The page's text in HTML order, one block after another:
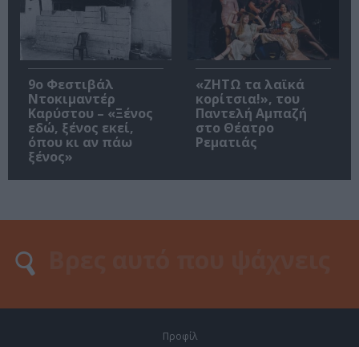
9ο Φεστιβάλ
Ντοκιμαντέρ
Καρύστου – «Ξένος
εδώ, ξένος εκεί,
όπου κι αν πάω
ξένος»
«ΖΗΤΩ τα λαϊκά
κορίτσια!», του
Παντελή Αμπαζή
στο Θέατρο
Ρεματιάς
Προφίλ